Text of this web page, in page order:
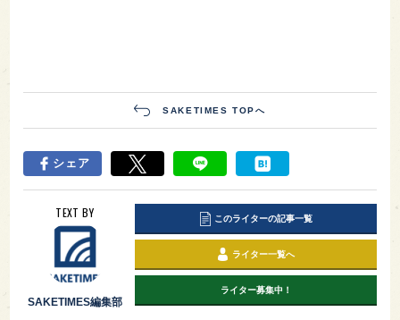
SAKETIMES TOPへ
シェア
TEXT BY
SAKETIMES編集部
このライターの記事一覧
ライター一覧へ
ライター募集中！